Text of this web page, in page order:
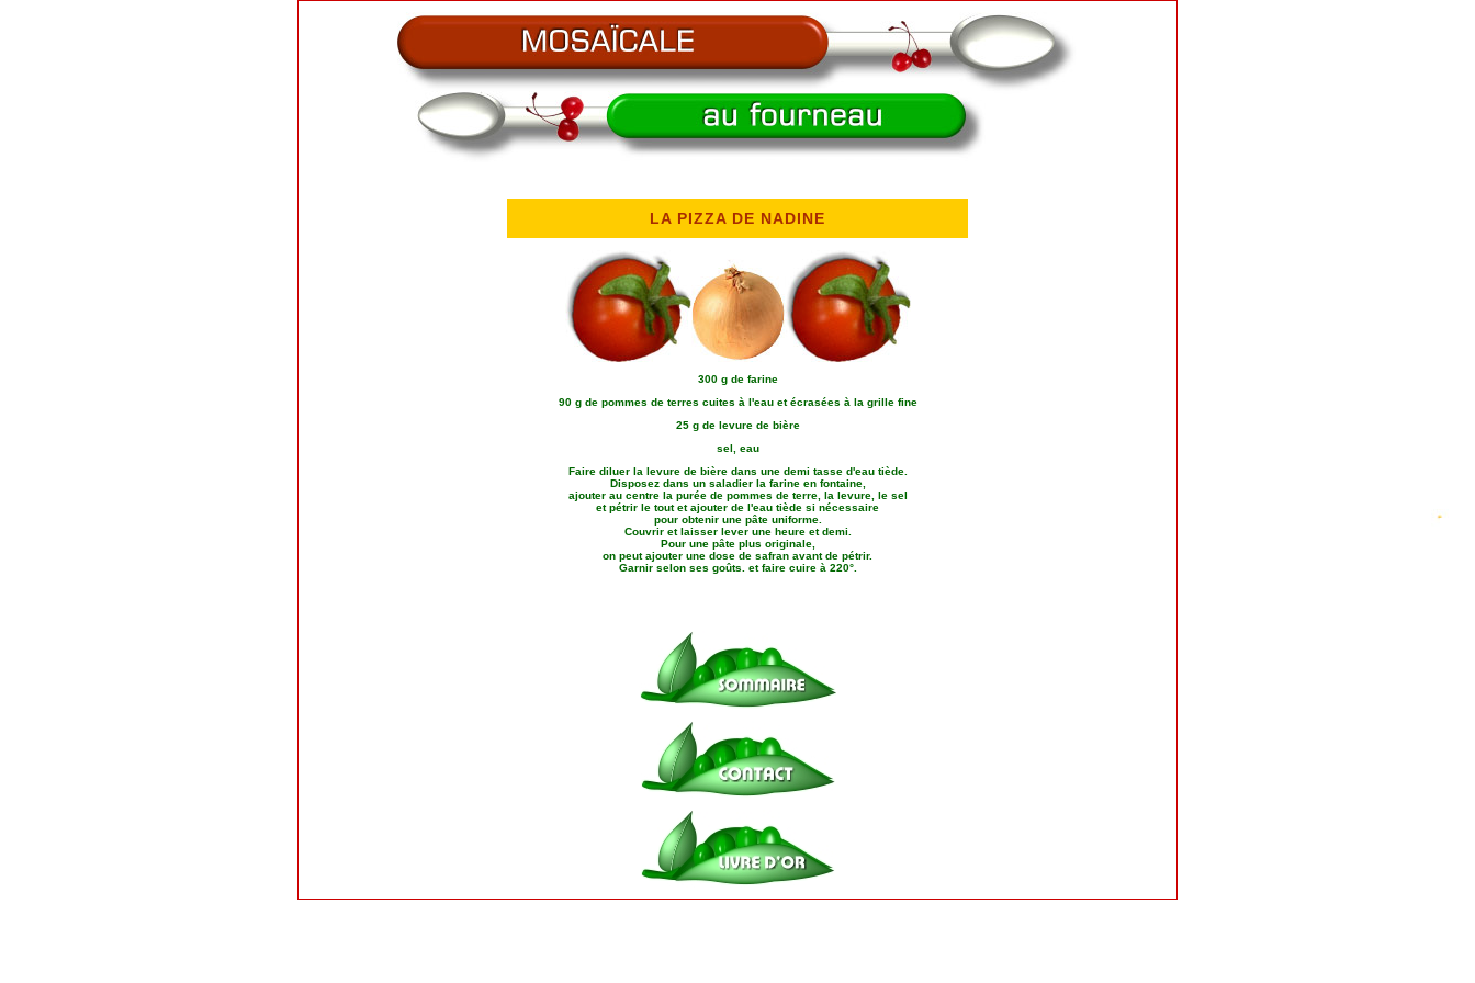
LA PIZZA DE NADINE
300 g de farine
90 g de pommes de terres cuites à l'eau et écrasées à la grille fine
25 g de levure de bière
sel, eau
Faire diluer la levure de bière dans une demi tasse d'eau tiède.
Disposez dans un saladier la farine en fontaine,
ajouter au centre la purée de pommes de terre, la levure, le sel
et pétrir le tout et ajouter de l'eau tiède si nécessaire
pour obtenir une pâte uniforme.
Couvrir et laisser lever une heure et demi.
Pour une pâte plus originale,
on peut ajouter une dose de safran avant de pétrir.
Garnir selon ses goûts. et faire cuire à 220°.